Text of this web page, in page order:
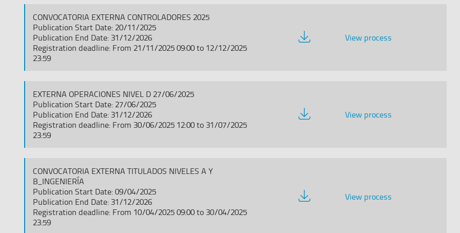
job
offers
from
ENAIRE
CONVOCATORIA EXTERNA CONTROLADORES 2025
Publication Start Date: 20/11/2025
Publication End Date: 31/12/2026
Registration deadline: From 21/11/2025 09:00 to 12/12/2025
23:59
Download
Documentation
View process
EXTERNA OPERACIONES NIVEL D 27/06/2025
Publication Start Date: 27/06/2025
Publication End Date: 31/12/2026
Registration deadline: From 30/06/2025 12:00 to 31/07/2025
23:59
Download
Documentation
View process
CONVOCATORIA EXTERNA TITULADOS NIVELES A Y
B_INGENIERÍA
Publication Start Date: 09/04/2025
Publication End Date: 31/12/2026
Registration deadline: From 10/04/2025 09:00 to 30/04/2025
23:59
Download
Documentation
View process